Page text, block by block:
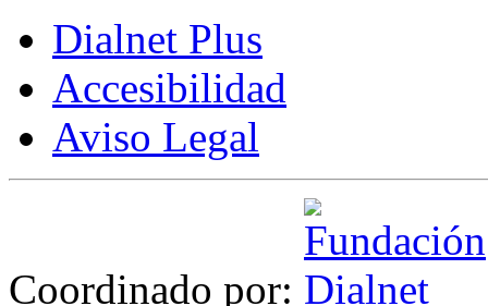
Dialnet Plus
Accesibilidad
Aviso Legal
Coordinado por: